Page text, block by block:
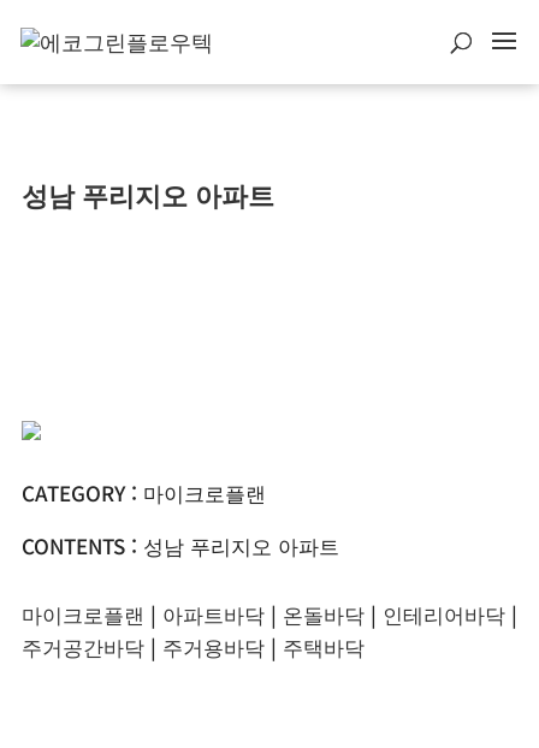
성남 푸리지오 아파트
CATEGORY : 마이크로플랜
CONTENTS : 성남 푸리지오 아파트
마이크로플랜 | 아파트바닥| 온돌바닥| 인테리어바닥|
주거공간바닥| 주거용바닥| 주택바닥